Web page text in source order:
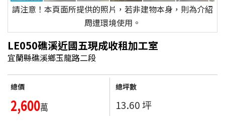
請注意！本頁面所提供的照片，若非建物本身，則為介紹
周遭環境使用。
LE050礁溪近國五現成收租加工室
宜蘭縣礁溪鄉玉龍路二段
總價
2,600萬
總坪數
13.60 坪